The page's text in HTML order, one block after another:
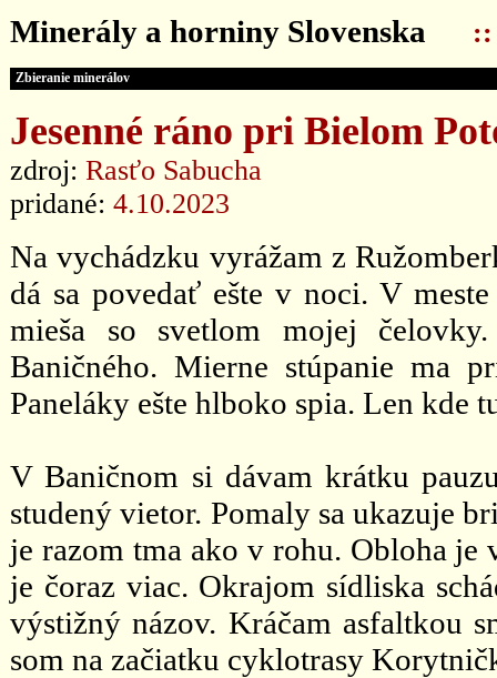
Minerály a horniny Slovenska ::
Zbieranie minerálov
Jesenné ráno pri Bielom
zdroj: Rasťo Sabucha
pridané: 4.10.2023
Na vychádzku vyrážam z
dá sa povedať ešte v noci. V
mieša so svetlom mojej
Baničného. Mierne stúpanie ma
Paneláky ešte hlboko spia. Len kde
V Baničnom si dávam krátku
studený vietor. Pomaly sa ukazuje
je razom tma ako v rohu. Obloha je
je čoraz viac. Okrajom sídliska
výstižný názov. Kráčam asfaltkou
som na začiatku cyklotrasy